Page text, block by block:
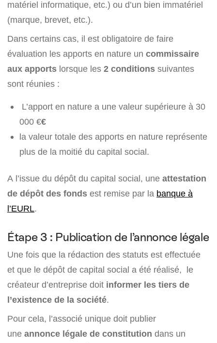
matériel informatique, etc.) ou d’un bien immatériel
(marque, brevet, etc.).
Dans certains cas, il est obligatoire de faire
évaluation les apports en nature un commissaire
aux apports lorsque les 2 conditions suivantes
sont réunies :
L’apport en nature a une valeur supérieure à 30
000 €€
la valeur totale des apports en nature représente
plus de la moitié du capital social.
A l’issue du dépôt du capital social, une attestation
de dépôt des fonds est remise par la banque à
l’EURL.
Étape 3 : Publication de l’annonce légale
Une fois que la rédaction des statuts est effectuée
et que le dépôt de capital social a été réalisé, le
créateur d’entreprise doit informer les tiers de
l’existence de la société.
Pour cela, l’associé unique doit publier
une annonce légale de constitution dans un